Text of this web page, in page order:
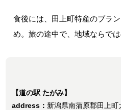
食後には、田上町特産のブラ
め。旅の途中で、地域ならで
【道の駅 たがみ】
address： 新潟県南蒲原郡田上町